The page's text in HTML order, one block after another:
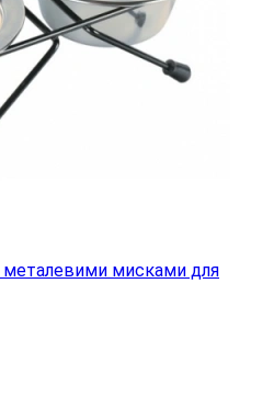
металевими мисками для